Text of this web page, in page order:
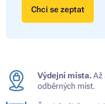
Chci se zeptat
Výdejní místa.Až
odběrných míst.